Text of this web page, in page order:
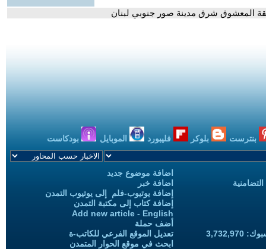
المعشوق شرق مدينة صور جنوبي لبنان
بنترست بلوكر فليبورد الموبايل بودكاست
اضافة موضوع جديد
اضافة خبر
إضافة يوتيوب-فلم إلى يوتيوب التمدن
إضافة كتاب إلى مكتبة التمدن
Add new article - English
أضف حملة
تعديل الموقع الفرعي للكاتب-ة
ابحث في موقع الحوار المتمدن